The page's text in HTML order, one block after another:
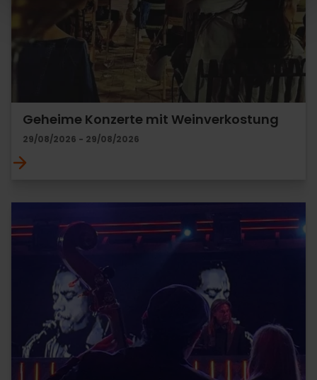
Geheime Konzerte mit Weinverkostung
29/08/2026 - 29/08/2026